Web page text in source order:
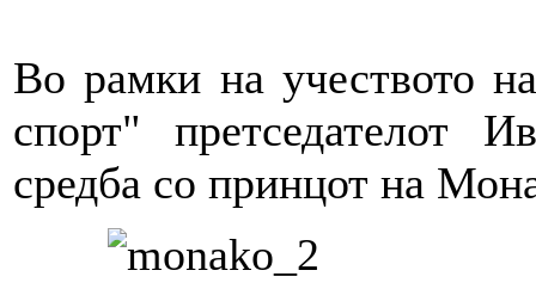
Во рамки на учеството
спорт" претседателот
средба со принцот на